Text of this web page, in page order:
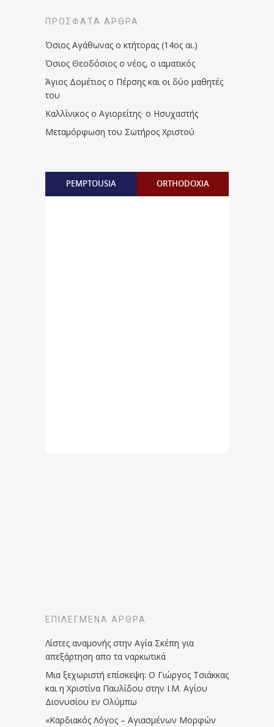
ΠΡΌΣΦΑΤΑ ΆΡΘΡΑ
Όσιος Αγάθωνας ο κτήτορας (14ος αι.)
Όσιος Θεοδόσιος ο νέος, ο ιαματικός
Άγιος Δομέτιος ο Πέρσης και οι δύο μαθητές
του
Καλλίνικος ο Αγιορείτης · ο Ησυχαστής
Μεταμόρφωση του Σωτήρος Χριστού
PEMPTOUSIA ORTHODOXIA
ΕΠΙΛΕΓΜΈΝΑ ΆΡΘΡΑ
Λίστες αναμονής στην Αγία Σκέπη για
απεξάρτηση απο τα ναρκωτικά
Μια ξεχωριστή επίσκεψη: Ο Γιώργος Τσιάκκας
και η Χριστίνα Παυλίδου στην Ι.Μ. Αγίου
Διονυσίου εν Ολύμπω
«Καρδιακός Λόγος – Αγιασμένων Μορφών